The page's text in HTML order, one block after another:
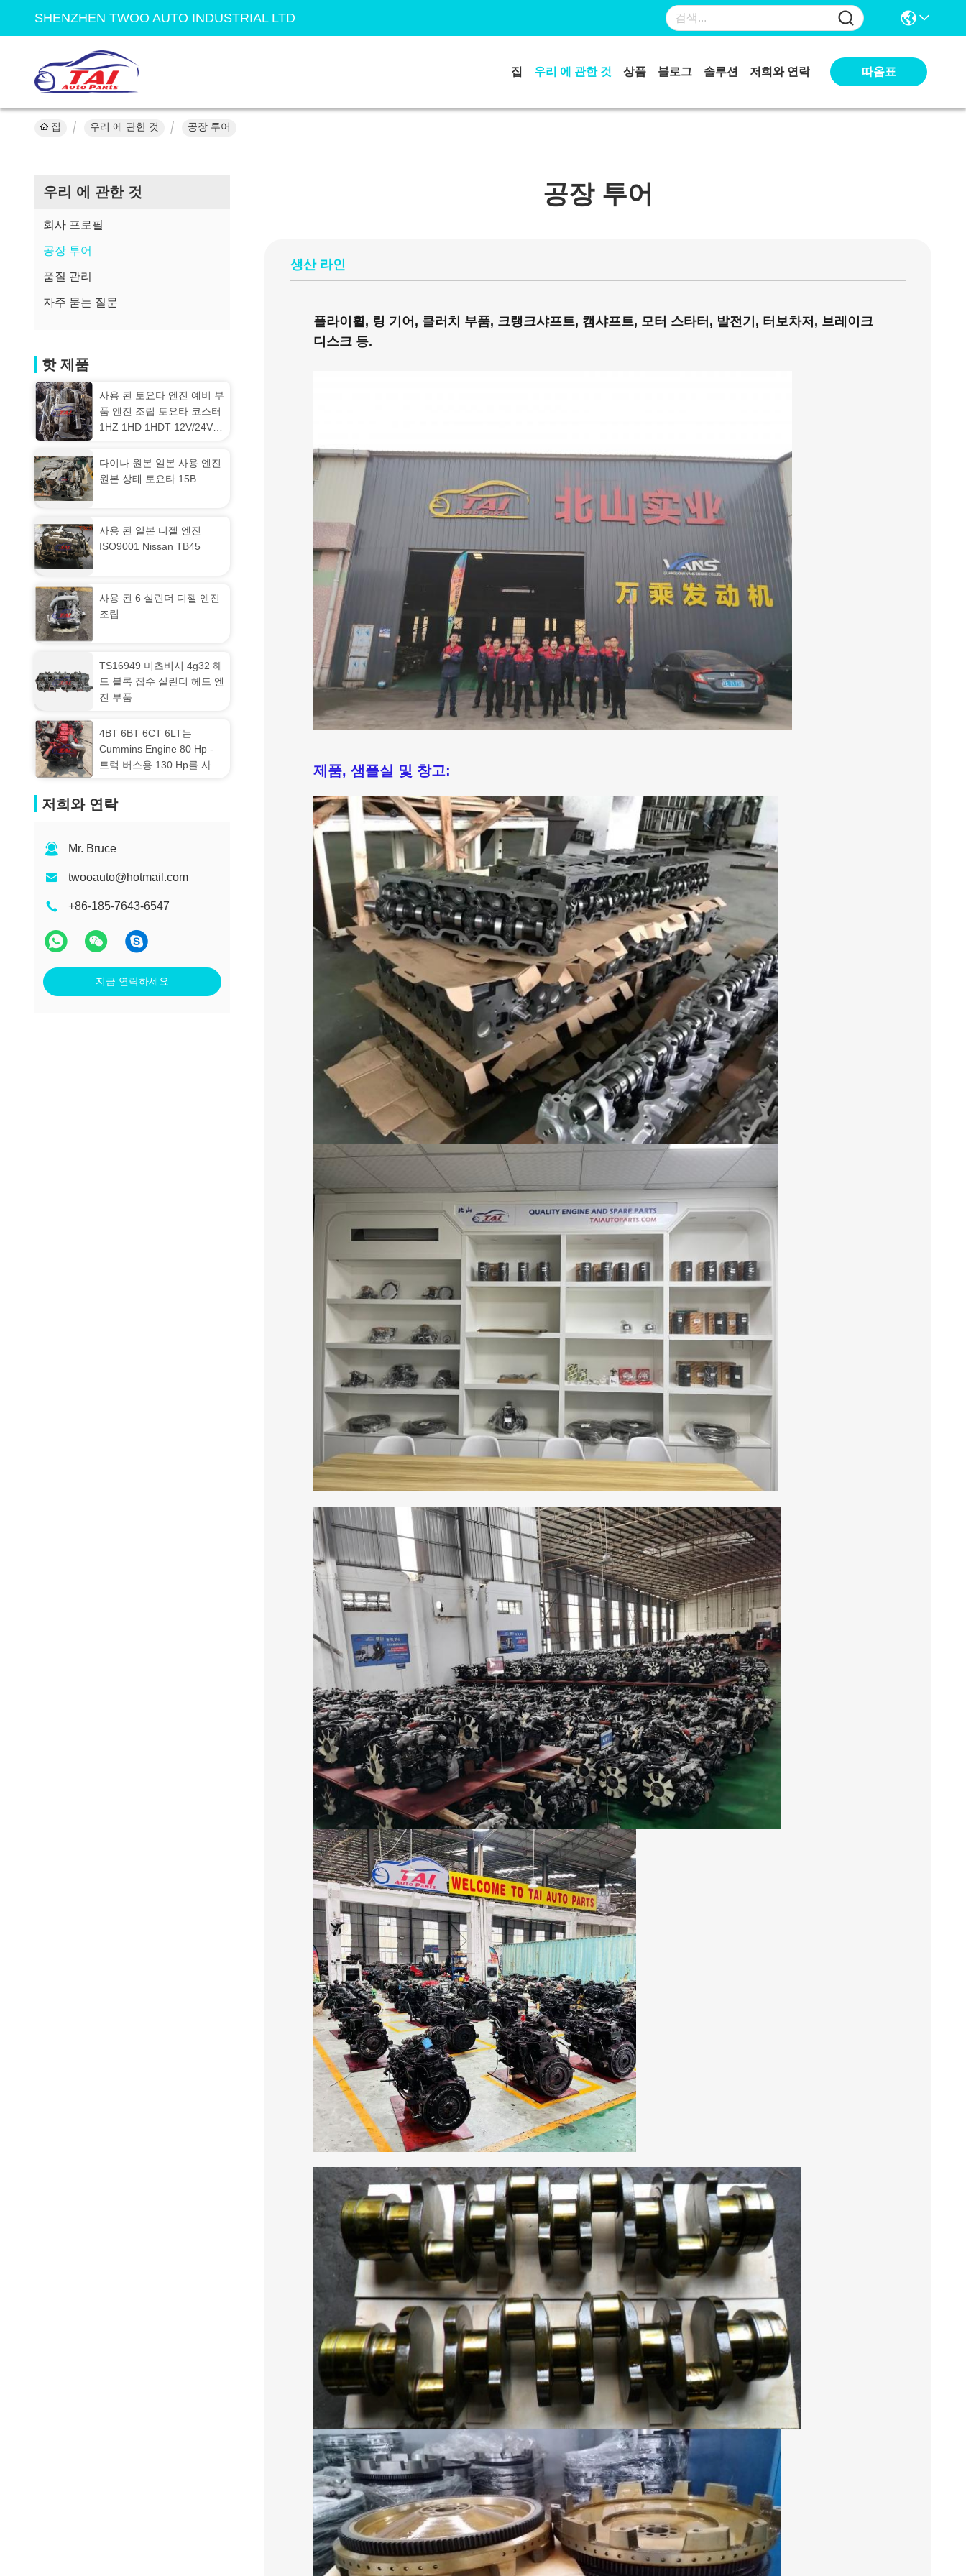
SHENZHEN TWOO AUTO INDUSTRIAL LTD
집 우리 에 관한 것 상품 블로그 솔루션 저희와 연락 따옴표
집 우리 에 관한 것 공장 투어
우리 에 관한 것
회사 프로필
공장 투어
품질 관리
자주 묻는 질문
핫 제품
사용 된 토요타 엔진 예비 부
품 엔진 조립 토요타 코스터
1HZ 1HD 1HDT 12V/24V
다이나 원본 일본 사용 엔진
원본 상태 토요타 15B
사용 된 일본 디젤 엔진
ISO9001 Nissan TB45
사용 된 6 실린더 디젤 엔진
조립
TS16949 미츠비시 4g32 헤
드 블록 집수 실린더 헤드 엔
진 부품
4BT 6BT 6CT 6LT는
Cummins Engine 80 Hp -
트럭 버스용 130 Hp를 사용
저희와 연락
Mr. Bruce
twooauto@hotmail.com
+86-185-7643-6547
지금 연락하세요
공장 투어
생산 라인
플라이휠, 링 기어, 클러치 부품, 크랭크샤프트, 캠샤프트, 모터 스타터, 발전기, 터보차저, 브레이크
디스크 등.
제품, 샘플실 및 창고: